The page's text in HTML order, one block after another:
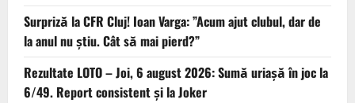
Surpriză la CFR Cluj! Ioan Varga: ”Acum ajut clubul, dar de
la anul nu știu. Cât să mai pierd?”
Rezultate LOTO – Joi, 6 august 2026: Sumă uriașă în joc la
6/49. Report consistent și la Joker